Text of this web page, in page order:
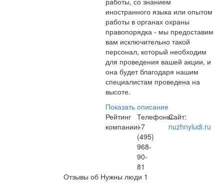
иностранного языка или опытом
работы в органах охраны
правопорядка - мы предоставим
вам исключительно такой
персонал, который необходим
для проведения вашей акции, и
она будет благодаря нашим
специалистам проведена на
высоте.
Показать описание
Рейтинг
компании:
Телефоны:
+7
(495)
968-
90-
81
Сайт:
nuzhnyludi.ru
Отзывы об Нужны люди 1